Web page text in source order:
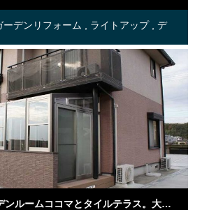
ーデンリフォーム ライトアップ デ
賞作品
愛犬と楽しむガーデンルームココマとタイルテラス。大きな駐車場